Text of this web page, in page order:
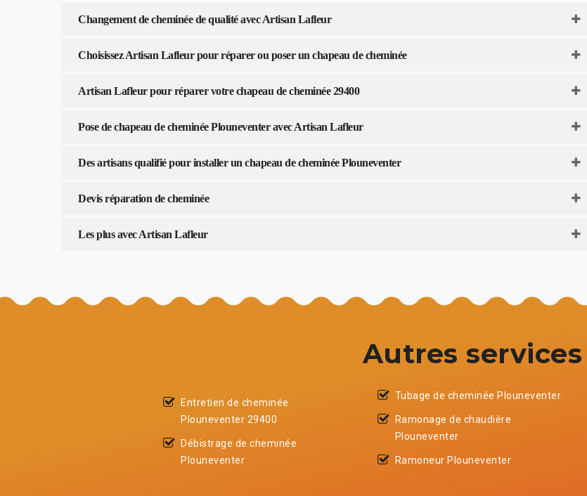
Changement de cheminée de qualité avec Artisan Lafleur
Choisissez Artisan Lafleur pour réparer ou poser un chapeau de cheminée
Artisan Lafleur pour réparer votre chapeau de cheminée 29400
Pose de chapeau de cheminée Plouneventer avec Artisan Lafleur
Des artisans qualifié pour installer un chapeau de cheminée Plouneventer
Devis réparation de cheminée
Les plus avec Artisan Lafleur
Autres services
Entretien de cheminée
Plouneventer 29400
Débistrage de cheminée
Plouneventer
Tubage de cheminée Plouneventer
Ramonage de chaudière
Plouneventer
Ramoneur Plouneventer